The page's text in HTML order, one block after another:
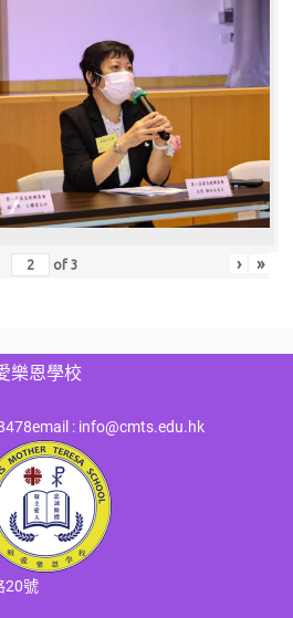
of3 › »
樂恩學校
email : info@cmts.edu.hk
20號